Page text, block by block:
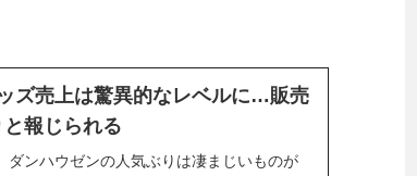
ズ売上は驚異的なレベルに…販売
報じられる
ダンハウゼンの人気ぶりは凄まじいものが